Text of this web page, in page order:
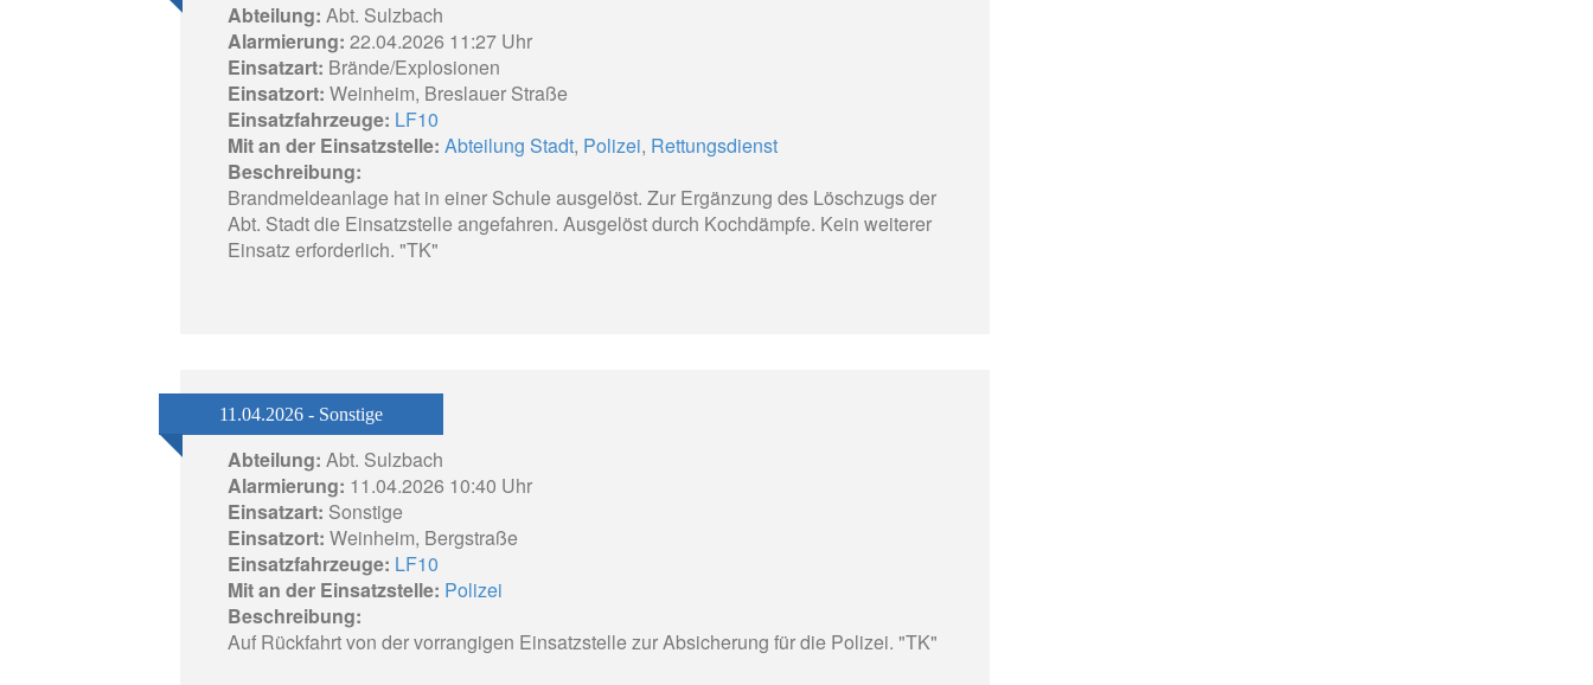
Abteilung: Abt. Sulzbach
Alarmierung: 22.04.2026 11:27 Uhr
Einsatzart: Brände/Explosionen
Einsatzort: Weinheim, Breslauer Straße
Einsatzfahrzeuge: LF10
Mit an der Einsatzstelle: Abteilung Stadt, Polizei, Rettungsdienst
Beschreibung:
Brandmeldeanlage hat in einer Schule ausgelöst. Zur Ergänzung des Löschzugs der
Abt. Stadt die Einsatzstelle angefahren. Ausgelöst durch Kochdämpfe. Kein weiterer
Einsatz erforderlich. "TK"
11.04.2026 - Sonstige
Abteilung: Abt. Sulzbach
Alarmierung: 11.04.2026 10:40 Uhr
Einsatzart: Sonstige
Einsatzort: Weinheim, Bergstraße
Einsatzfahrzeuge: LF10
Mit an der Einsatzstelle: Polizei
Beschreibung:
Auf Rückfahrt von der vorrangigen Einsatzstelle zur Absicherung für die Polizei. "TK"